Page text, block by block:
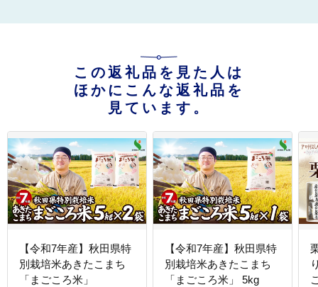
この返礼品を見た人は
ほかにこんな返礼品を
見ています。
【令和7年産】秋田県特
別栽培米あきたこまち
「まごころ米」
【令和7年産】秋田県特
別栽培米あきたこまち
「まごころ米」 5kg